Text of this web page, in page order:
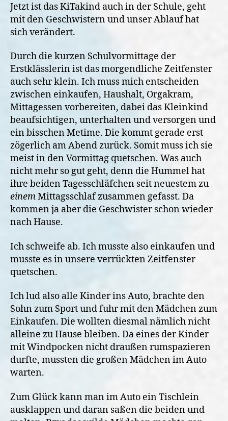
Jetzt ist das KiTakind auch in der Schule, geht
mit den Geschwistern und unser Ablauf hat
sich verändert.
Durch die kurzen Schulvormittage der
Erstklässlerin ist das morgendliche Zeitfenster
auch sehr klein. Ich muss mich entscheiden
zwischen einkaufen, Haushalt, Orgakram,
Mittagessen vorbereiten, dabei das Kleinkind
beaufsichtigen, unterhalten und versorgen und
ein bisschen Metime. Die kommt gerade erst
zögerlich am Abend zurück. Somit muss ich sie
meist in den Vormittag quetschen. Was auch
nicht mehr so gut geht, denn die Hummel hat
ihre beiden Tagesschläfchen seit neuestem zu
einemMittagsschlaf zusammen gefasst. Da
kommen ja aber die Geschwister schon wieder
nach Hause.
Ich schweife ab. Ich musste also einkaufen und
musste es in unsere verrückten Zeitfenster
quetschen.
Ich lud also alle Kinder ins Auto, brachte den
Sohn zum Sport und fuhr mit den Mädchen zum
Einkaufen. Die wollten diesmal nämlich nicht
alleine zu Hause bleiben. Da eines der Kinder
mit Windpocken nicht draußen rumspazieren
durfte, mussten die großen Mädchen im Auto
warten.
Zum Glück kann man im Auto ein Tischlein
ausklappen und daran saßen die beiden und